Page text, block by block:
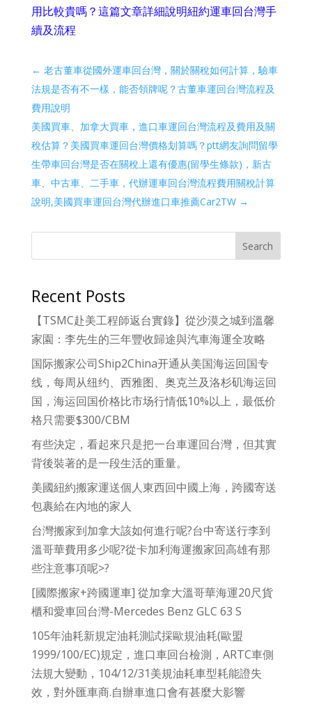
用比較貴嗎？這篇文章詳細說明紐約運車回台灣手
續及流程
← 老古董車從國外運車回台灣，關於關稅如何計算，驗車
法規是否有不一樣，能否領牌呢？古董車運回台灣流程及
費用說明
美國買車、加拿大買車，進口車運回台灣流程及費用及關
稅估算？美國買車運回台灣價格划算嗎？ptt網友詢問留學
生帶車回台灣是否在關稅上還有優惠(留學生條款)，新古
車、中古車、二手車，代辦運車回台灣流程費用關稅計算
說明,美國買車運回台灣代辦進口車推薦Car2TW→
Search
Recent Posts
【TSMC赴美工程師返台實錄】從沙漠之城到溫馨
家園：李先生的三年豐收歸途與汽車海運全攻略
国际搬家公司Ship2China开通从美国海运回国专
线，每周从纽约、西雅图、奥克兰及洛杉矶海运回
国，海运回国价格比市场行情低10%以上，最低价
格只需要$300/CBM
有些決定，看起來只是把一台車運回台灣，但其實
背後裝著的是一段生活的重量。
美國紐約搬家運送個人東西回中國上海，跨國寄送
包裹給在內地的家人
台灣搬家到加拿大該如何進行呢?台中寄送行李到
溫哥華費用多少呢?從卡加利海運搬家回高雄有那
些注意事項呢>?
[國際搬家+跨國運車] 從加拿大溫哥華海運20尺貨
櫃和愛車回台灣-Mercedes Benz GLC 63 S
105年油耗新規定油耗測試採歐規油耗(歐盟
1999/100/EC)規定，進口車回台檢測，ARTC車側
法規大變動，104/12/31美規油耗車型耗能證失
效，對外匯車商.自辦車進口會有甚麼大影響